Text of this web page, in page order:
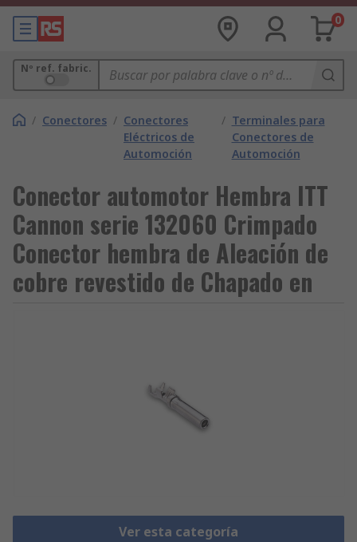
0
Nº ref. fabric.
/ Conectores / Conectores
Eléctricos de
Automoción
/ Terminales para
Conectores de
Automoción
Conector automotor Hembra ITT
Cannon serie 132060 Crimpado
Conector hembra de Aleación de
cobre revestido de Chapado en
Ver esta categoría